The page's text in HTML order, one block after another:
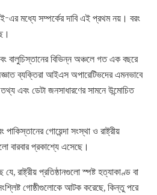
মধ্যে সম্পর্কের দাবি এই প্রথম নয়। বরং
বালুচিস্তানের বিভিন্ন অঞ্চলে গত এক বছরে
ব্যক্তিরা আইএস অপারেটিভদের এমনভাবে
এবং ডেটা জনসাধারণের সামনে উন্মোচিত
গোয়েন্দা সংস্থা ও রাষ্ট্রীয়
বারবার প্রকাশ্যে এসেছে।
রাষ্ট্রীয় প্রতিষ্ঠানগুলো স্পষ্ট হত্যাকাণ্ড বা
গোষ্ঠীগুলোকে আটক করেছে, কিন্তু পরে